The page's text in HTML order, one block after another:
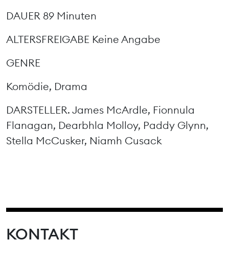
DAUER 89 Minuten
ALTERSFREIGABE Keine Angabe
GENRE
Komödie, Drama
DARSTELLER. James McArdle, Fionnula
Flanagan, Dearbhla Molloy, Paddy Glynn,
Stella McCusker, Niamh Cusack
KONTAKT